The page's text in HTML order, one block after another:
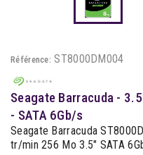
Référence: ST8000DM004
Seagate Barracuda -
- SATA 6Gb/s
Seagate Barracuda
tr/min 256 Mo 3.5" SATA